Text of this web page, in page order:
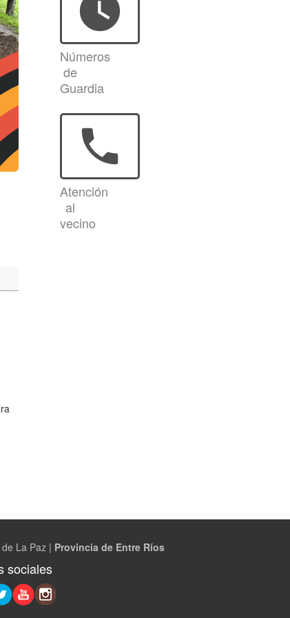
watch_later
Números
de
Guardia
phone
Atención
al
vecino
La Paz | Provincia de Entre Ríos
sociales